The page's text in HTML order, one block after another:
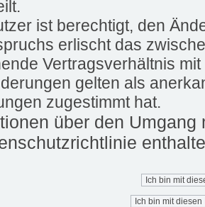
ist berechtigt, den
erlischt das
Vertragsverhältnis
gelten als
zugestimmt hat.
über den